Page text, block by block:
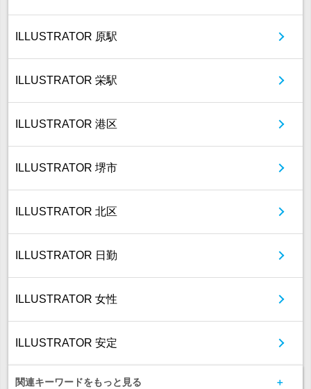
ILLUSTRATOR 原駅
ILLUSTRATOR 栄駅
ILLUSTRATOR 港区
ILLUSTRATOR 堺市
ILLUSTRATOR 北区
ILLUSTRATOR 日勤
ILLUSTRATOR 女性
ILLUSTRATOR 安定
関連キーワードをもっと見る